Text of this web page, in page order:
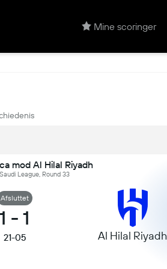
Mine scoringer
mod Al Hilal Riyadh
League, Round 33
Afsluttet
1 - 1
21-05 Al Hilal Riyadh